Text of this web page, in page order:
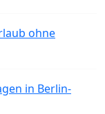
ohne
in Berlin-